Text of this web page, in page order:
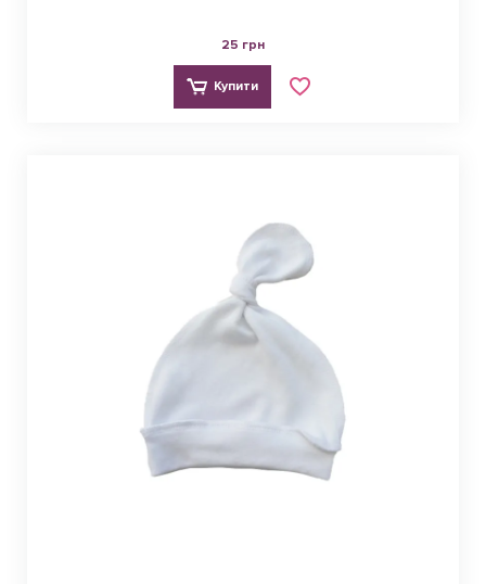
25 грн
Купити